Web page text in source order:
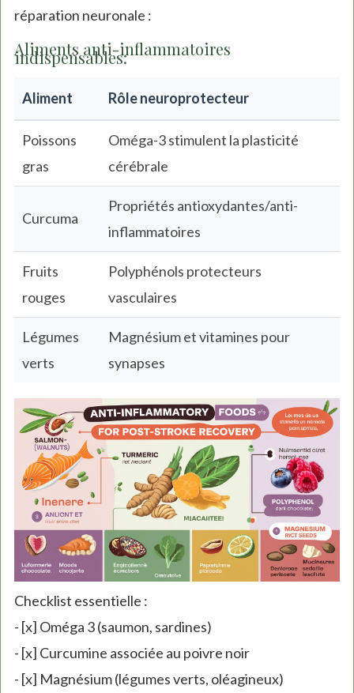
réparation neuronale :
Aliments anti-inflammatoires
indispensables:
Aliment Rôle neuroprotecteur
Poissons
gras
Oméga-3 stimulent la plasticité
cérébrale
Curcuma
Propriétés antioxydantes/anti-
inflammatoires
Fruits
rouges
Polyphénols protecteurs
vasculaires
Légumes
verts
Magnésium et vitamines pour
synapses
Checklist essentielle :
- [x] Oméga 3 (saumon, sardines)
- [x] Curcumine associée au poivre noir
- [x] Magnésium (légumes verts, oléagineux)